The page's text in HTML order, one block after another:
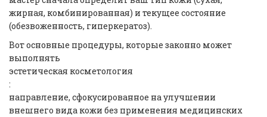
жирная, комбинированная) и текущее состояние
(обезвоженность, гиперкератоз).
Вот основные процедуры, которые законно может
выполнять
эстетическая косметология
:
направление, сфокусированное на улучшении
внешнего вида кожи без применения медицинских